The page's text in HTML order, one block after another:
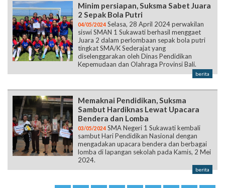
Minim persiapan, Suksma Sabet Juara
2 Sepak Bola Putri
04/05/2024 Selasa, 28 April 2024 perwakilan
siswi SMAN 1 Sukawati berhasil menggaet
Juara 2 dalam perlombaan sepak bola putri
tingkat SMA/K Sederajat yang
diselenggarakan oleh Dinas Pendidikan
Kepemudaan dan Olahraga Provinsi Bali.
berita
Memaknai Pendidikan, Suksma
Sambut Hardiknas Lewat Upacara
Bendera dan Lomba
03/05/2024 SMA Negeri 1 Sukawati kembali
sambut Hari Pendidikan Nasional dengan
mengadakan upacara bendera dan berbagai
lomba di lapangan sekolah pada Kamis, 2 Mei
2024.
berita